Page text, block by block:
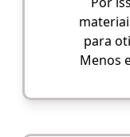
para
Menos